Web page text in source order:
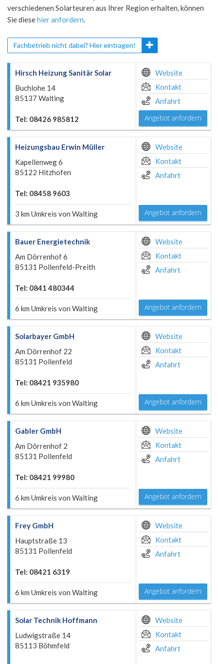
verschiedenen Solarteuren aus Ihrer Region erhalten, können
Sie diesehier anfordern.
Fachbetrieb nicht dabei? Hier eintragen!
Hirsch Heizung Sanitär Solar
Buchlohe 14
85137 Walting
Tel: 08426 985812
Website
Kontakt
Anfahrt
Angebot anfordern
Heizungsbau Erwin Müller
Kapellenweg 6
85122 Hitzhofen
Tel: 08458 9603
3 km Umkreis von Walting
Website
Kontakt
Anfahrt
Angebot anfordern
Bauer Energietechnik
Am Dörrenhof 6
85131 Pollenfeld-Preith
Tel: 0841 480344
6 km Umkreis von Walting
Website
Kontakt
Anfahrt
Angebot anfordern
Solarbayer GmbH
Am Dörrenhof 22
85131 Pollenfeld
Tel: 08421 935980
6 km Umkreis von Walting
Website
Kontakt
Anfahrt
Angebot anfordern
Gabler GmbH
Am Dörrenhof 2
85131 Pollenfeld
Tel: 08421 99980
6 km Umkreis von Walting
Website
Kontakt
Anfahrt
Angebot anfordern
Frey GmbH
Hauptstraße 13
85131 Pollenfeld
Tel: 08421 6319
6 km Umkreis von Walting
Website
Kontakt
Anfahrt
Angebot anfordern
Solar Technik Hoffmann
Ludwigstraße 14
85113 Böhmfeld
Website
Kontakt
Anfahrt